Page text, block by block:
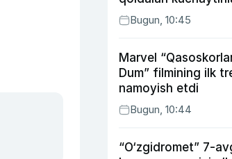
Bugun, 10:45
Marvel
Dum” filmining ilk
namoyish etdi
Bugun, 10:44
“O‘zgidromet” 7-